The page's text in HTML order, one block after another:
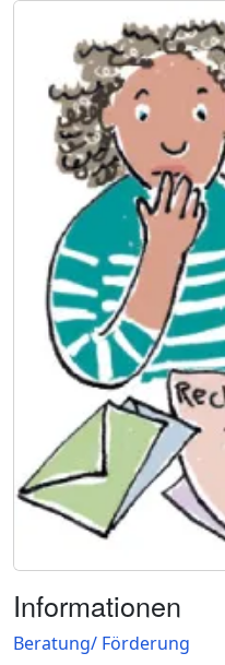
Informationen
Beratung/ Förderung